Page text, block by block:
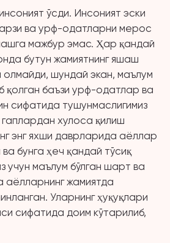
ўсди. Инсоният эски
ва урф-одатларни мерос
мажбур эмас. Ҳар қандай
бутун жамиятнинг яшаш
олмайди, шундай экан, маълум
қолган баъзи урф-одатлар ва
сифатида тушунмаслигимиз
хулоса қилиш
энг яхши даврларида аёллар
бунга ҳеч қандай тўсиқ
учун маълум бўлган шарт ва
жамиятда
Уларнинг ҳуқуқлари
сифатида доим кўтарилиб,